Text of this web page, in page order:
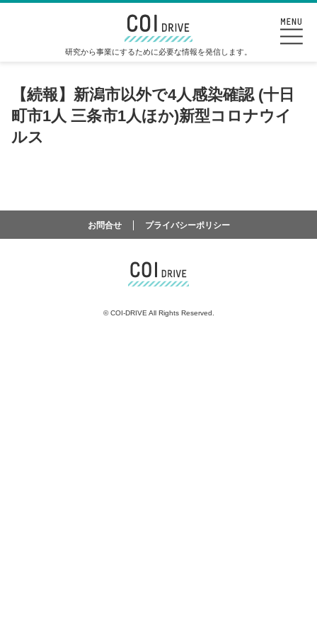
研究から事業にするために必要な情報を発信します。
【続報】新潟市以外で4人感染確認 (十日
町市1人 三条市1人ほか)新型コロナウイ
ルス
お問合せ プライバシーポリシー
©COI-DRIVE All Rights Reserved.